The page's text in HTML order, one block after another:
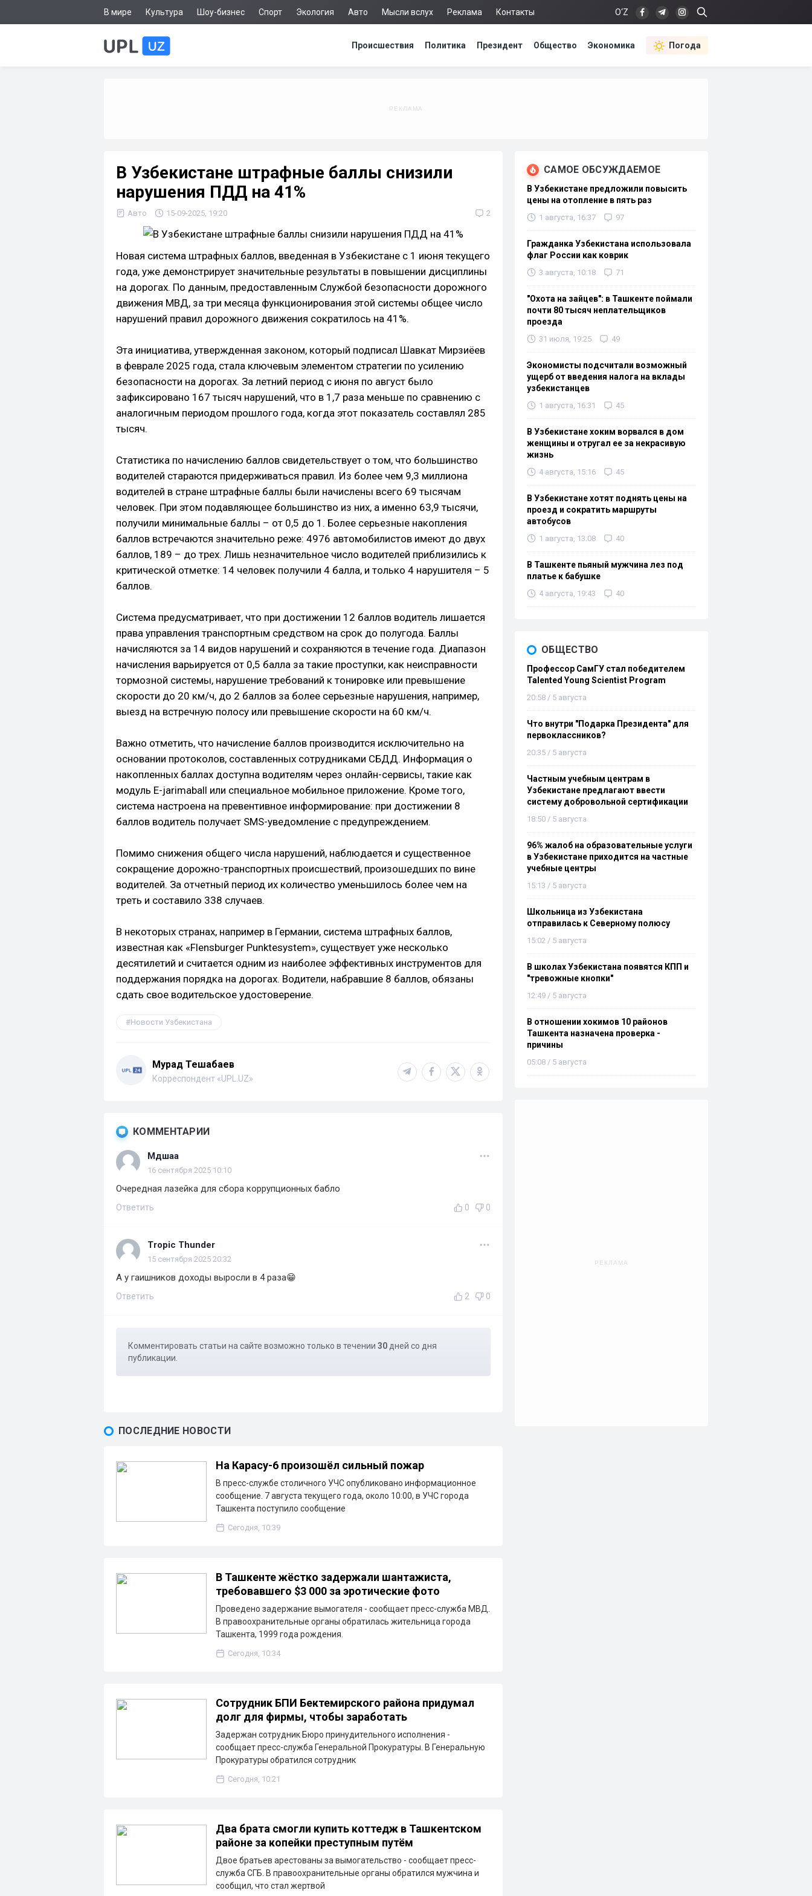
В мире Культура Шоу-бизнес Спорт Экология Авто Мысли вслух Реклама Контакты O‘Z
Происшествия Политика Президент Общество Экономика Погода
В Узбекистане штрафные баллы снизили
нарушения ПДД на 41%
Авто 15-09-2025, 19:20 2
Новая система штрафных баллов, введенная в Узбекистане с 1 июня текущего
года, уже демонстрирует значительные результаты в повышении дисциплины
на дорогах. По данным, предоставленным Службой безопасности дорожного
движения МВД, за три месяца функционирования этой системы общее число
нарушений правил дорожного движения сократилось на 41%.
Эта инициатива, утвержденная законом, который подписал Шавкат Мирзиёев
в феврале 2025 года, стала ключевым элементом стратегии по усилению
безопасности на дорогах. За летний период с июня по август было
зафиксировано 167 тысяч нарушений, что в 1,7 раза меньше по сравнению с
аналогичным периодом прошлого года, когда этот показатель составлял 285
тысяч.
Статистика по начислению баллов свидетельствует о том, что большинство
водителей стараются придерживаться правил. Из более чем 9,3 миллиона
водителей в стране штрафные баллы были начислены всего 69 тысячам
человек. При этом подавляющее большинство из них, а именно 63,9 тысячи,
получили минимальные баллы – от 0,5 до 1. Более серьезные накопления
баллов встречаются значительно реже: 4976 автомобилистов имеют до двух
баллов, 189 – до трех. Лишь незначительное число водителей приблизились к
критической отметке: 14 человек получили 4 балла, и только 4 нарушителя – 5
баллов.
Система предусматривает, что при достижении 12 баллов водитель лишается
права управления транспортным средством на срок до полугода. Баллы
начисляются за 14 видов нарушений и сохраняются в течение года. Диапазон
начисления варьируется от 0,5 балла за такие проступки, как неисправности
тормозной системы, нарушение требований к тонировке или превышение
скорости до 20 км/ч, до 2 баллов за более серьезные нарушения, например,
выезд на встречную полосу или превышение скорости на 60 км/ч.
Важно отметить, что начисление баллов производится исключительно на
основании протоколов, составленных сотрудниками СБДД. Информация о
накопленных баллах доступна водителям через онлайн-сервисы, такие как
модуль E-jarimaball или специальное мобильное приложение. Кроме того,
система настроена на превентивное информирование: при достижении 8
баллов водитель получает SMS-уведомление с предупреждением.
Помимо снижения общего числа нарушений, наблюдается и существенное
сокращение дорожно-транспортных происшествий, произошедших по вине
водителей. За отчетный период их количество уменьшилось более чем на
треть и составило 338 случаев.
В некоторых странах, например в Германии, система штрафных баллов,
известная как «Flensburger Punktesystem», существует уже несколько
десятилетий и считается одним из наиболее эффективных инструментов для
поддержания порядка на дорогах. Водители, набравшие 8 баллов, обязаны
сдать свое водительское удостоверение.
Новости Узбекистана
Мурад Тешабаев
Корреспондент «UPL.UZ»
КОММЕНТАРИИ
Мдшаа
16 сентября 2025 10:10
Очередная лазейка для сбора коррупционных бабло
Ответить 0 0
Tropic Thunder
15 сентября 2025 20:32
А у гаишников доходы выросли в 4 раза😁
Ответить 2 0
Комментировать статьи на сайте возможно только в течении 30 дней со дня
публикации.
ПОСЛЕДНИЕ НОВОСТИ
На Карасу-6 произошёл сильный пожар
В пресс-службе столичного УЧС опубликовано информационное
сообщение. 7 августа текущего года, около 10:00, в УЧС города
Ташкента поступило сообщение
Сегодня, 10:39
В Ташкенте жёстко задержали шантажиста,
требовавшего $3 000 за эротические фото
Проведено задержание вымогателя - сообщает пресс-служба МВД.
В правоохранительные органы обратилась жительница города
Ташкента, 1999 года рождения.
Сегодня, 10:34
Сотрудник БПИ Бектемирского района придумал
долг для фирмы, чтобы заработать
Задержан сотрудник Бюро принудительного исполнения -
сообщает пресс-служба Генеральной Прокуратуры. В Генеральную
Прокуратуры обратился сотрудник
Сегодня, 10:21
Два брата смогли купить коттедж в Ташкентском
районе за копейки преступным путём
Двое братьев арестованы за вымогательство - сообщает пресс-
служба СГБ. В правоохранительные органы обратился мужчина и
сообщил, что стал жертвой
САМОЕ ОБСУЖДАЕМОЕ
В Узбекистане предложили повысить
цены на отопление в пять раз
1 августа, 16:37 97
Гражданка Узбекистана использовала
флаг России как коврик
3 августа, 10:18 71
"Охота на зайцев": в Ташкенте поймали
почти 80 тысяч неплательщиков
проезда
31 июля, 19:25 49
Экономисты подсчитали возможный
ущерб от введения налога на вклады
узбекистанцев
1 августа, 16:31 45
В Узбекистане хоким ворвался в дом
женщины и отругал ее за некрасивую
жизнь
4 августа, 15:16 45
В Узбекистане хотят поднять цены на
проезд и сократить маршруты
автобусов
1 августа, 13:08 40
В Ташкенте пьяный мужчина лез под
платье к бабушке
4 августа, 19:43 40
ОБЩЕСТВО
Профессор СамГУ стал победителем
Talented Young Scientist Program
20:58 / 5 августа
Что внутри "Подарка Президента" для
первоклассников?
20:35 / 5 августа
Частным учебным центрам в
Узбекистане предлагают ввести
систему добровольной сертификации
18:50 / 5 августа
96% жалоб на образовательные услуги
в Узбекистане приходится на частные
учебные центры
15:13 / 5 августа
Школьница из Узбекистана
отправилась к Северному полюсу
15:02 / 5 августа
В школах Узбекистана появятся КПП и
"тревожные кнопки"
12:49 / 5 августа
В отношении хокимов 10 районов
Ташкента назначена проверка -
причины
05:08 / 5 августа